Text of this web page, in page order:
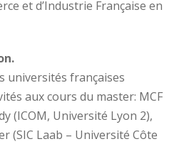
et d’Industrie Française en
universités françaises
aux cours du master: MCF
(ICOM, Université Lyon 2),
(SIC Laab – Université Côte